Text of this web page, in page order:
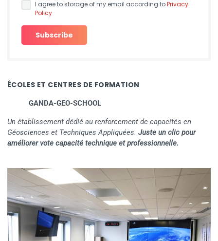
I agree to storage of my email according toPrivacy
Policy
ÉCOLES ET CENTRES DE FORMATION
GANDA-GEO-SCHOOL
Un établissement dédié au renforcement de capacités en
Géosciences et Techniques Appliquées. Juste un clic pour
améliorer vote capacité technique et professionnelle.